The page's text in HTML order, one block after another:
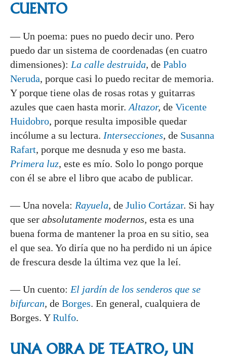
CUENTO
— Un poema: pues no puedo decir uno. Pero
puedo dar un sistema de coordenadas (en cuatro
dimensiones): La calle destruida, de Pablo
Neruda, porque casi lo puedo recitar de memoria.
Y porque tiene olas de rosas rotas y guitarras
azules que caen hasta morir. Altazor, de Vicente
Huidobro, porque resulta imposible quedar
incólume a su lectura. Intersecciones, de Susanna
Rafart, porque me desnuda y eso me basta.
Primera luz, este es mío. Solo lo pongo porque
con él se abre el libro que acabo de publicar.
— Una novela: Rayuela, de Julio Cortázar. Si hay
que ser absolutamente modernos, esta es una
buena forma de mantener la proa en su sitio, sea
el que sea. Yo diría que no ha perdido ni un ápice
de frescura desde la última vez que la leí.
— Un cuento: El jardín de los senderos que se
bifurcan, de Borges. En general, cualquiera de
Borges. YRulfo.
UNA OBRA DE TEATRO, UN